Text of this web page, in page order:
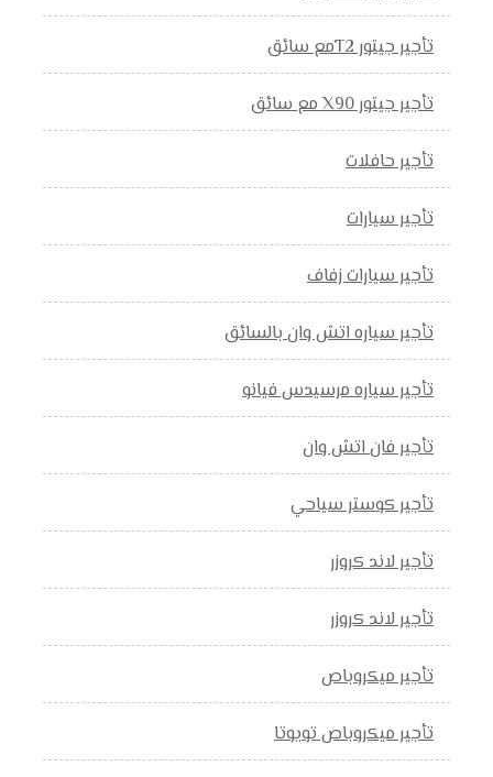
تأجير جيتور T2مع سائق
تأجير جيتور X90 مع سائق
تأجير حافلات
تأجير سيارات
تأجير سيارات زفاف
تأجير سياره اتش وان بالسائق
تأجير سياره مرسيدس فيانو
تأجير فان اتش وان
تأجير كوستر سياحي
تأجير لاند كروزر
تأجير لاند كروزر
تأجير ميكروباص
تأجير ميكروباص تويوتا